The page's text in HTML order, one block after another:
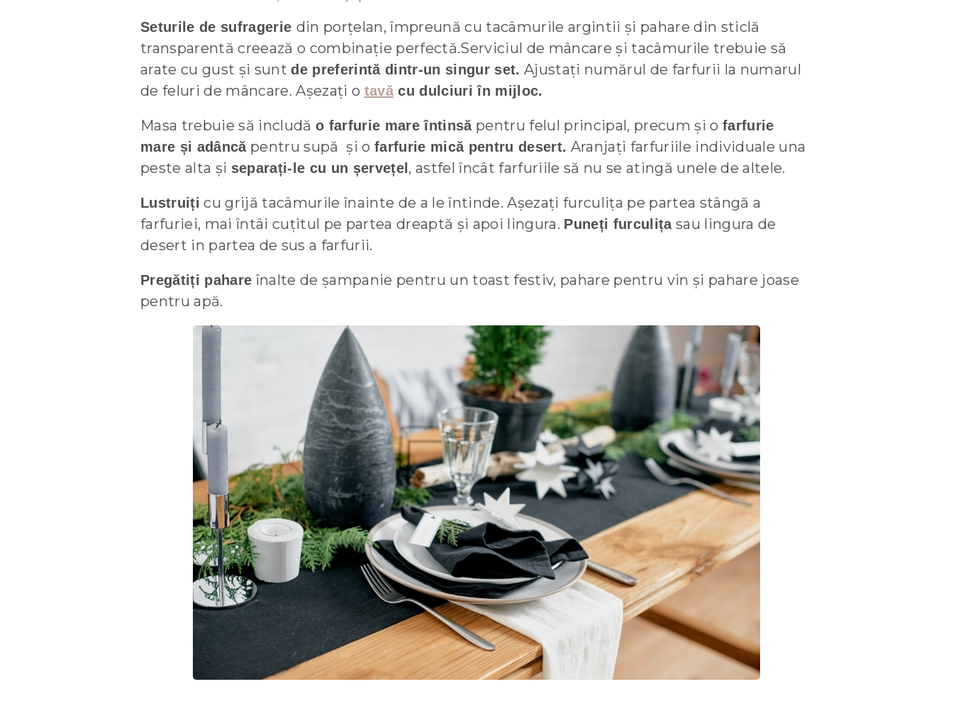
Seturile de sufragerie din porțelan, împreună cu tacâmurile argintii și pahare din sticlă
transparentă creează o combinație perfectă.Serviciul de mâncare și tacâmurile trebuie să
arate cu gust și suntde preferintă dintr-un singur set. Ajustați numărul de farfurii la numarul
de feluri de mâncare. Așezați o tavă cu dulciuri în mijloc.
Masa trebuie să includăo farfurie mare întinsăpentru felul principal, precum și ofarfurie
mare și adâncăpentru supă și ofarfurie mică pentru desert. Aranjați farfuriile individuale una
peste alta și separați-le cu un șervețel, astfel încât farfuriile să nu se atingă unele de altele.
Lustruiți cu grijă tacâmurile înainte de a le întinde. Așezați furculița pe partea stângă a
farfuriei, mai întâi cuțitul pe partea dreaptă și apoi lingura. Puneți furculițasau lingura de
desert in partea de sus a farfurii.
Pregătiți pahare înalte de șampanie pentru un toast festiv, pahare pentru vin și pahare joase
pentru apă.